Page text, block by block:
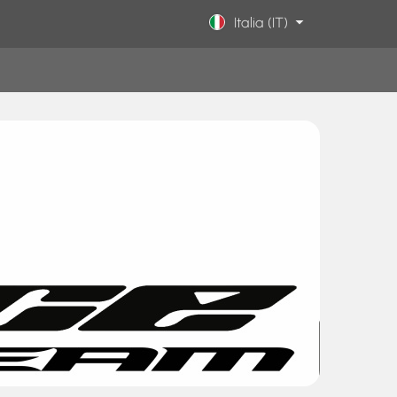
Italia (IT)